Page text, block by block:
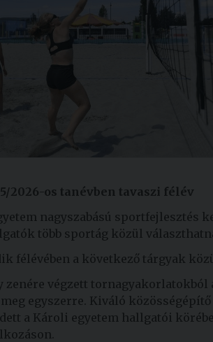
2026-os tanévben tavaszi félév
nagyszabású sportfejlesztés
több sportág közül
félévében a következő tárgyak
zenére végzett
egyszerre. Kiváló
a Károli egyetem hallgatói